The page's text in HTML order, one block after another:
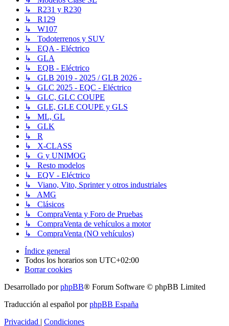
↳ R231 y R230
↳ R129
↳ W107
↳ Todoterrenos y SUV
↳ EQA - Eléctrico
↳ GLA
↳ EQB - Eléctrico
↳ GLB 2019 - 2025 / GLB 2026 -
↳ GLC 2025 - EQC - Eléctrico
↳ GLC, GLC COUPE
↳ GLE, GLE COUPE y GLS
↳ ML, GL
↳ GLK
↳ R
↳ X-CLASS
↳ G y UNIMOG
↳ Resto modelos
↳ EQV - Eléctrico
↳ Viano, Vito, Sprinter y otros industriales
↳ AMG
↳ Clásicos
↳ CompraVenta y Foro de Pruebas
↳ CompraVenta de vehículos a motor
↳ CompraVenta (NO vehículos)
Índice general
Todos los horarios son UTC+02:00
Borrar cookies
Desarrollado porphpBB® Forum Software © phpBB Limited
Traducción al español porphpBB España
Privacidad | Condiciones